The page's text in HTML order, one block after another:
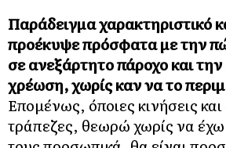
Παράδειγμα χαρακτηριστικό
προέκυψε πρόσφατα με την
σε ανεξάρτητο πάροχο και
χρέωση, χωρίς καν να το
Επομένως, όποιες κινήσεις
τράπεζες, θεωρώ χωρίς να έχω